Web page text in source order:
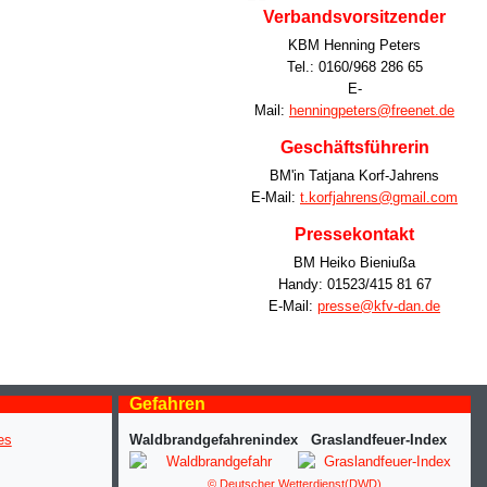
Verbandsvorsitzender
KBM Henning Peters
Tel.: 0160/968 286 65
E-
Mail: henningpeters@freenet.de
Geschäftsführerin
BM'in Tatjana Korf-Jahrens
E-Mail: t.korfjahrens@gmail.com
Pressekontakt
BM Heiko Bieniußa
Handy: 01523/415 81 67
E-Mail: presse@kfv-dan.de
Gefahren
Waldbrandgefahrenindex Graslandfeuer-Index
© Deutscher Wetterdienst(DWD)